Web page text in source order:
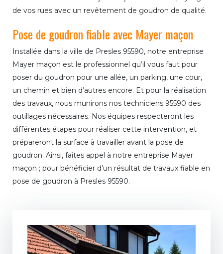
de vos rues avec un revêtement de goudron de qualité.
Pose de goudron fiable avec Mayer maçon
Installée dans la ville de Presles 95590, notre entreprise
Mayer maçon est le professionnel qu’il vous faut pour
poser du goudron pour une allée, un parking, une cour,
un chemin et bien d’autres encore. Et pour la réalisation
des travaux, nous munirons nos techniciens 95590 des
outillages nécessaires. Nos équipes respecteront les
différentes étapes pour réaliser cette intervention, et
prépareront la surface à travailler avant la pose de
goudron. Ainsi, faites appel à notre entreprise Mayer
maçon ; pour bénéficier d’un résultat de travaux fiable en
pose de goudron à Presles 95590.